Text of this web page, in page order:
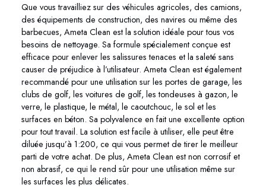
Que vous travailliez sur des véhicules agricoles, des camions,
des équipements de construction, des navires ou même des
barbecues, Ameta Clean est la solution idéale pour tous vos
besoins de nettoyage. Sa formule spécialement conçue est
efficace pour enlever les salissures tenaces et la saleté sans
causer de préjudice à l’utilisateur. Ameta Clean est également
recommandé pour une utilisation sur les portes de garage, les
clubs de golf, les voitures de golf, les tondeuses à gazon, le
verre, le plastique, le métal, le caoutchouc, le sol et les
surfaces en béton. Sa polyvalence en fait une excellente option
pour tout travail. La solution est facile à utiliser, elle peut être
diluée jusqu’à 1:200, ce qui vous permet de tirer le meilleur
parti de votre achat. De plus, Ameta Clean est non corrosif et
non abrasif, ce qui le rend sûr pour une utilisation même sur
les surfaces les plus délicates.